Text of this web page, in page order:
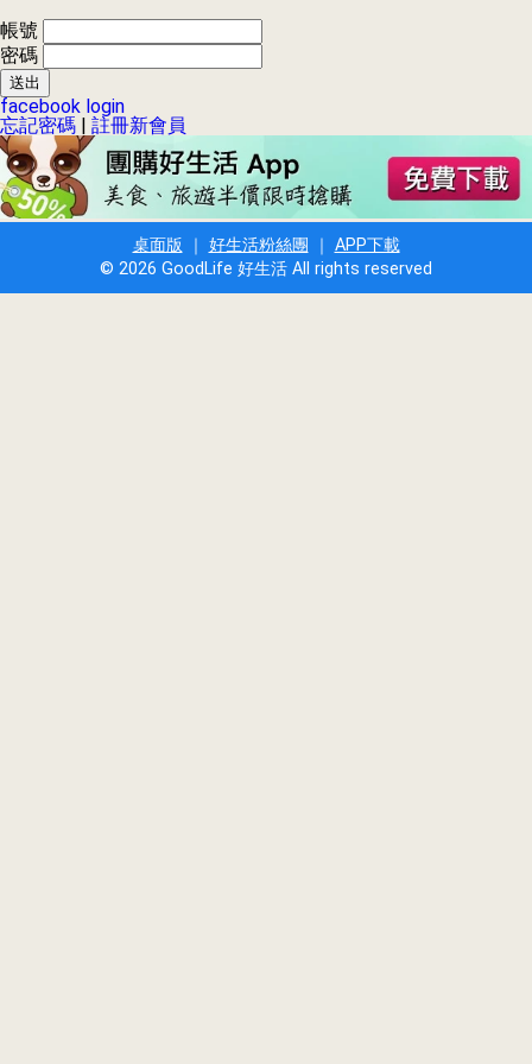
帳號
密碼
facebook login
忘記密碼 | 註冊新會員
桌面版 ｜ 好生活粉絲團 ｜ APP下載
© 2026 GoodLife 好生活 All rights reserved